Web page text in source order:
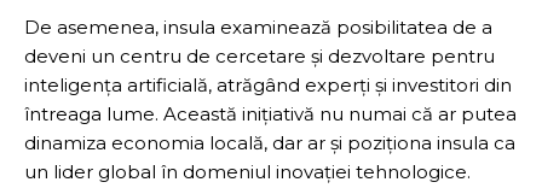
De asemenea, insula examinează posibilitatea de a
deveni un centru de cercetare și dezvoltare pentru
inteligența artificială, atrăgând experți și investitori din
întreaga lume. Această inițiativă nu numai că ar putea
dinamiza economia locală, dar ar și poziționa insula ca
un lider global în domeniul inovației tehnologice.